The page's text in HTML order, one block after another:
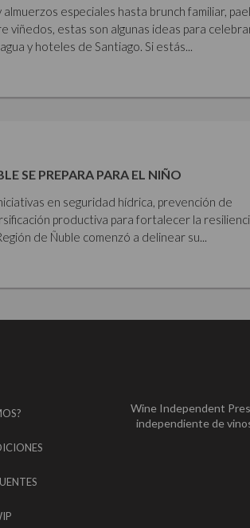
especiales hasta brunch familiar,
viñedos, estas son algunas ideas para
y hoteles de Santiago. Si estás...
SE PREPARA PARA EL NIÑO
en seguridad hídrica, prevención de
productiva para fortalecer la
de Ñuble comenzó a delinear su...
Wine Independent
independiente de